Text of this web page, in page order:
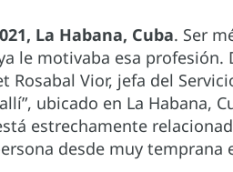
La Habana, Cuba. Ser
le motivaba esa
Rosabal Vior, jefa del
ubicado en La Habana,
estrechamente
desde muy temprana